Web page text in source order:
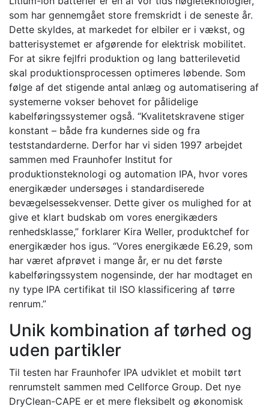
som har gennemgået store fremskridt i de seneste år.
Dette skyldes, at markedet for elbiler er i vækst, og
batterisystemet er afgørende for elektrisk mobilitet.
For at sikre fejlfri produktion og lang batterilevetid
skal produktionsprocessen optimeres løbende. Som
følge af det stigende antal anlæg og automatisering af
systemerne vokser behovet for pålidelige
kabelføringssystemer også. “Kvalitetskravene stiger
konstant – både fra kundernes side og fra
teststandarderne. Derfor har vi siden 1997 arbejdet
sammen med Fraunhofer Institut for
produktionsteknologi og automation IPA, hvor vores
energikæder undersøges i standardiserede
bevægelsessekvenser. Dette giver os mulighed for at
give et klart budskab om vores energikæders
renhedsklasse,” forklarer Kira Weller, produktchef for
energikæder hos igus. “Vores energikæde E6.29, som
har været afprøvet i mange år, er nu det første
kabelføringssystem nogensinde, der har modtaget en
ny type IPA certifikat til ISO klassificering af tørre
renrum.”
Unik kombination af tørhed og
uden partikler
Til testen har Fraunhofer IPA udviklet et mobilt tørt
renrumstelt sammen med Cellforce Group. Det nye
DryClean-CAPE er et mere fleksibelt og økonomisk